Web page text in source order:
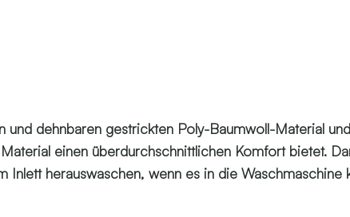
dehnbaren gestrickten Poly-Baumwoll-Material
einen überdurchschnittlichen Komfort bietet.
Inlett herauswaschen, wenn es in die